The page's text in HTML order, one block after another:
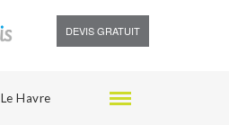
Le Havre
DEVIS GRATUIT